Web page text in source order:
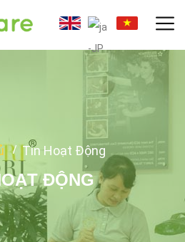
Tin Hoạt Động
ĐỘNG